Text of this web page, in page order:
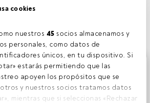
cookies
nuestros 45 socios almacenamos y
personales, como datos de
únicos, en tu dispositivo. Si
estarás permitiendo que las
apoyen los propósitos que se
y nuestros socios tratamos datos
mientras que si seleccionas «Rechazar
exclusivo para los usuarios registrados
ya estás registrado, accede desde el
no tienes cuenta, te invitamos a
de todo el universo que ofrece